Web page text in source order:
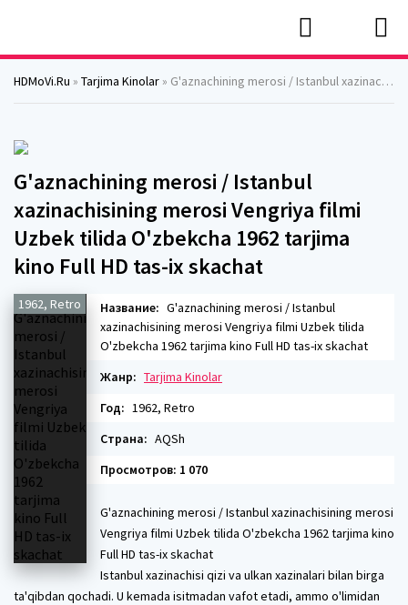
HDMoVi.Ru » Tarjima Kinolar » G'aznachining merosi / Istanbul xazinachisining merosi Vengriya filmi Uzbek tilida O'zbekcha 1962 tarjima kino Full HD tas-ix skachat
G'aznachining merosi / Istanbul
xazinachisining merosi Vengriya filmi
Uzbek tilida O'zbekcha 1962 tarjima
kino Full HD tas-ix skachat
1962, Retro Название: G'aznachining merosi / Istanbul
xazinachisining merosi Vengriya filmi Uzbek tilida
O'zbekcha 1962 tarjima kino Full HD tas-ix skachat
Жанр: Tarjima Kinolar
Год: 1962, Retro
Страна: AQSh
Просмотров: 1 070
G'aznachining merosi / Istanbul xazinachisining merosi
Vengriya filmi Uzbek tilida O'zbekcha 1962 tarjima kino
Full HD tas-ix skachat
Istanbul xazinachisi qizi va ulkan xazinalari bilan birga
ta'qibdan qochadi. U kemada isitmadan vafot etadi, ammo o'limidan